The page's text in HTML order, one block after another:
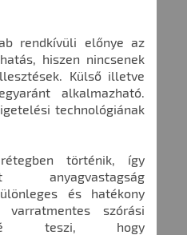
rendkívüli előnye az
hiszen nincsenek
Külső illetve
alkalmazható.
technológiának
történik, így
és hatékony
varratmentes szórási
teszi, hogy